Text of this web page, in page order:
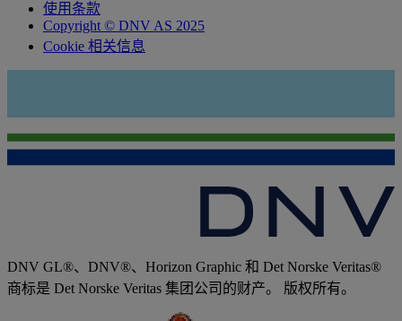
使用条款
Copyright © DNV AS 2025
Cookie 相关信息
DNV GL®、DNV®、Horizon Graphic 和 Det Norske Veritas®
商标是 Det Norske Veritas 集团公司的财产。 版权所有。